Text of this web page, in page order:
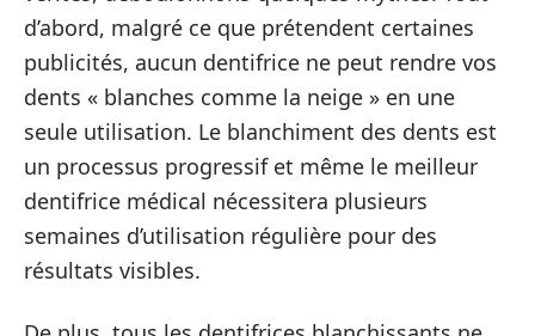
d’abord, malgré ce que prétendent certaines
publicités, aucun dentifrice ne peut rendre vos
dents « blanches comme la neige » en une
seule utilisation. Le blanchiment des dents est
un processus progressif et même le meilleur
dentifrice médical nécessitera plusieurs
semaines d’utilisation régulière pour des
résultats visibles.